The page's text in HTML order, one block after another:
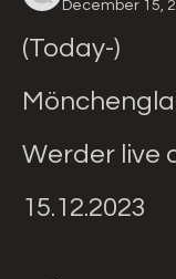
December 15,
(Today-)
Werder live
15.12.2023